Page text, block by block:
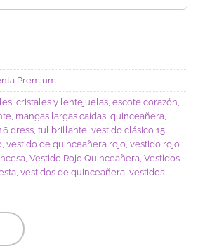
Premium
, cristales y lentejuelas, escote corazón,
, mangas largas caídas, quinceañera,
dress, tul brillante, vestido clásico 15
, vestido de quinceañera rojo, vestido rojo
, Vestido Rojo Quinceañera, Vestidos
, vestidos de quinceañera, vestidos